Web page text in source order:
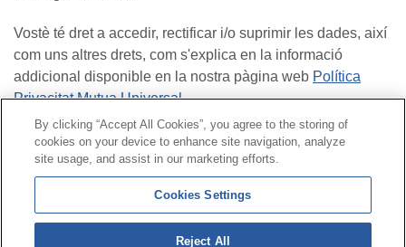
Vostè té dret a accedir, rectificar i/o suprimir les dades, així
com uns altres drets, com s'explica en la informació
addicional disponible en la nostra pàgina web Política
Privacitat Mutua Universal
Contacte |Perfil del contractant|Reclamacions
Línia Universal 900 203 203|Zona Privada Comissió de
Prestacions Especials|Zona Privada Proveïdor Sanitari
By clicking “Accept All Cookies”, you agree to the storing of
cookies on your device to enhance site navigation, analyze
site usage, and assist in our marketing efforts.
Cookies Settings
Reject All